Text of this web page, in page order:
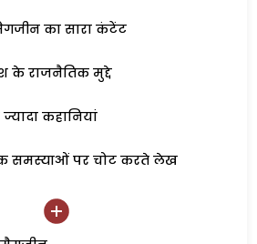
का सारा कंटेंट
के राजनैतिक मुद्दे
कहानियां
समस्याओं पर चोट करते लेख